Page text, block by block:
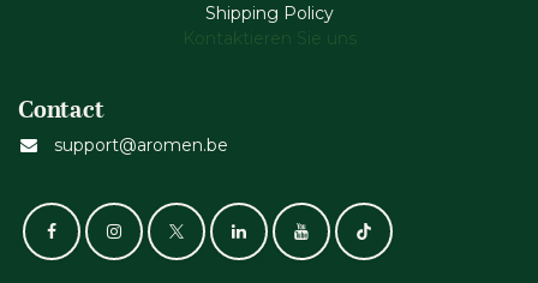
Shipping Policy
Kontaktieren Sie uns
Contact
support@aromen.be